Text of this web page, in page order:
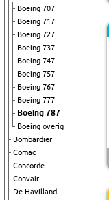
Boeing 707
Boeing 717
Boeing 727
Boeing 737
Boeing 747
Boeing 757
Boeing 767
Boeing 777
Boeing 787
Boeing overig
Bombardier
Comac
Concorde
Convair
De Havilland